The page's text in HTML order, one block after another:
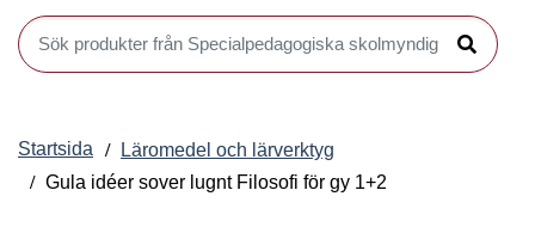
Sök produkter i Webbutiken
Sök
Startsida
Läromedel och lärverktyg
Gula idéer sover lugnt Filosofi för gy 1+2